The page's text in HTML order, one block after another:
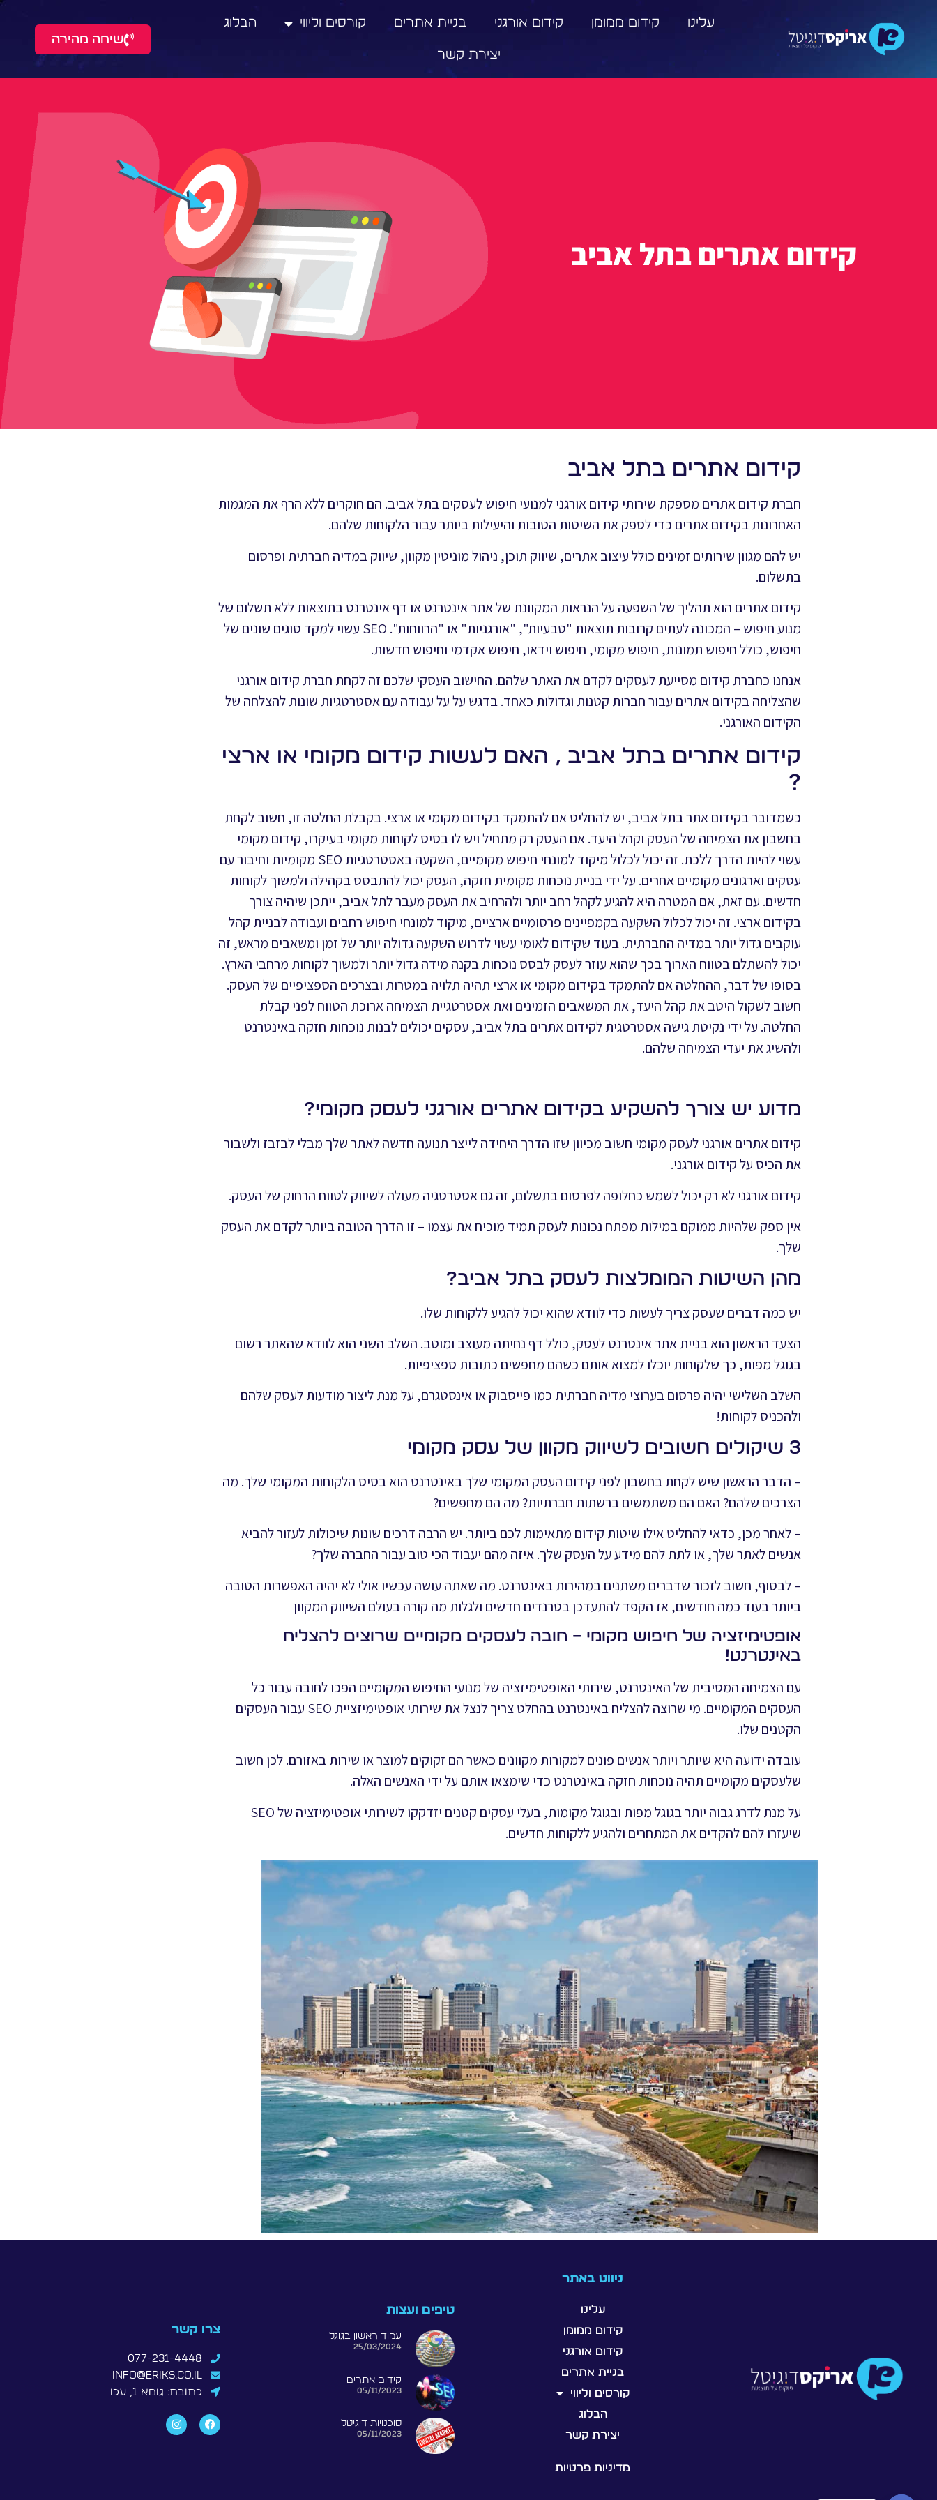
עלינו קידום ממומן קידום אורגני בניית אתרים קורסים וליווי הבלוג
יצירת קשר
שיחה מהירה
קידום אתרים בתל אביב
קידום אתרים בתל אביב
חברת קידום אתרים מספקת שירותי קידום אורגני למנועי חיפוש לעסקים בתל אביב. הם חוקרים ללא הרף את המגמות
האחרונות בקידום אתרים כדי לספק את השיטות הטובות והיעילות ביותר עבור הלקוחות שלהם.
יש להם מגוון שירותים זמינים כולל עיצוב אתרים, שיווק תוכן, ניהול מוניטין מקוון, שיווק במדיה חברתית ופרסום
בתשלום.
קידום אתרים הוא תהליך של השפעה על הנראות המקוונת של אתר אינטרנט או דף אינטרנט בתוצאות ללא תשלום של
מנוע חיפוש – המכונה לעתים קרובות תוצאות "טבעיות", "אורגניות" או "הרווחות". SEO עשוי למקד סוגים שונים של
חיפוש, כולל חיפוש תמונות, חיפוש מקומי, חיפוש וידאו, חיפוש אקדמי וחיפוש חדשות.
אנחנו כחברת קידום מסייעת לעסקים לקדם את האתר שלהם. החישוב העסקי שלכם זה לקחת חברת קידום אורגני
שהצליחה בקידום אתרים עבור חברות קטנות וגדולות כאחד. בדגש על על עבודה עם אסטרטגיות שונות להצלחה של
הקידום האורגני.
קידום אתרים בתל אביב , האם לעשות קידום מקומי או ארצי
?
כשמדובר בקידום אתר בתל אביב, יש להחליט אם להתמקד בקידום מקומי או ארצי. בקבלת החלטה זו, חשוב לקחת
בחשבון את הצמיחה של העסק וקהל היעד. אם העסק רק מתחיל ויש לו בסיס לקוחות מקומי בעיקרו, קידום מקומי
עשוי להיות הדרך ללכת. זה יכול לכלול מיקוד למונחי חיפוש מקומיים, השקעה באסטרטגיות SEO מקומיות וחיבור עם
עסקים וארגונים מקומיים אחרים. על ידי בניית נוכחות מקומית חזקה, העסק יכול להתבסס בקהילה ולמשוך לקוחות
חדשים. עם זאת, אם המטרה היא להגיע לקהל רחב יותר ולהרחיב את העסק מעבר לתל אביב, ייתכן שיהיה צורך
בקידום ארצי. זה יכול לכלול השקעה בקמפיינים פרסומיים ארציים, מיקוד למונחי חיפוש רחבים ועבודה לבניית קהל
עוקבים גדול יותר במדיה החברתית. בעוד שקידום לאומי עשוי לדרוש השקעה גדולה יותר של זמן ומשאבים מראש, זה
יכול להשתלם בטווח הארוך בכך שהוא עוזר לעסק לבסס נוכחות בקנה מידה גדול יותר ולמשוך לקוחות מרחבי הארץ.
בסופו של דבר, ההחלטה אם להתמקד בקידום מקומי או ארצי תהיה תלויה במטרות ובצרכים הספציפיים של העסק.
חשוב לשקול היטב את קהל היעד, את המשאבים הזמינים ואת אסטרטגיית הצמיחה ארוכת הטווח לפני קבלת
החלטה. על ידי נקיטת גישה אסטרטגית לקידום אתרים בתל אביב, עסקים יכולים לבנות נוכחות חזקה באינטרנט
ולהשיג את יעדי הצמיחה שלהם.
מדוע יש צורך להשקיע בקידום אתרים אורגני לעסק מקומי?
קידום אתרים אורגני לעסק מקומי חשוב מכיוון שזו הדרך היחידה לייצר תנועה חדשה לאתר שלך מבלי לבזבז ולשבור
את הכיס על קידום אורגני.
קידום אורגני לא רק יכול לשמש כחלופה לפרסום בתשלום, זה גם אסטרטגיה מעולה לשיווק לטווח הרחוק של העסק.
אין ספק שלהיות ממוקם במילות מפתח נכונות לעסק תמיד מוכיח את עצמו – זו הדרך הטובה ביותר לקדם את העסק
שלך.
מהן השיטות המומלצות לעסק בתל אביב?
יש כמה דברים שעסק צריך לעשות כדי לוודא שהוא יכול להגיע ללקוחות שלו.
הצעד הראשון הוא בניית אתר אינטרנט לעסק, כולל דף נחיתה מעוצב ומוטב. השלב השני הוא לוודא שהאתר רשום
בגוגל מפות, כך שלקוחות יוכלו למצוא אותם כשהם מחפשים כתובות ספציפיות.
השלב השלישי יהיה פרסום בערוצי מדיה חברתית כמו פייסבוק או אינסטגרם, על מנת ליצור מודעות לעסק שלהם
ולהכניס לקוחות!
3 שיקולים חשובים לשיווק מקוון של עסק מקומי
– הדבר הראשון שיש לקחת בחשבון לפני קידום העסק המקומי שלך באינטרנט הוא בסיס הלקוחות המקומי שלך. מה
הצרכים שלהם? האם הם משתמשים ברשתות חברתיות? מה הם מחפשים?
– לאחר מכן, כדאי להחליט אילו שיטות קידום מתאימות לכם ביותר. יש הרבה דרכים שונות שיכולות לעזור להביא
אנשים לאתר שלך, או לתת להם מידע על העסק שלך. איזה מהם יעבוד הכי טוב עבור החברה שלך?
– לבסוף, חשוב לזכור שדברים משתנים במהירות באינטרנט. מה שאתה עושה עכשיו אולי לא יהיה האפשרות הטובה
ביותר בעוד כמה חודשים, אז הקפד להתעדכן בטרנדים חדשים ולגלות מה קורה בעולם השיווק המקוון
אופטימיזציה של חיפוש מקומי – חובה לעסקים מקומיים שרוצים להצליח
באינטרנט!
עם הצמיחה המסיבית של האינטרנט, שירותי האופטימיזציה של מנועי החיפוש המקומיים הפכו לחובה עבור כל
העסקים המקומיים. מי שרוצה להצליח באינטרנט בהחלט צריך לנצל את שירותי אופטימיזציית SEO עבור העסקים
הקטנים שלו.
עובדה ידועה היא שיותר ויותר אנשים פונים למקורות מקוונים כאשר הם זקוקים למוצר או שירות באזורם. לכן חשוב
שלעסקים מקומיים תהיה נוכחות חזקה באינטרנט כדי שימצאו אותם על ידי האנשים האלה.
על מנת לדרג גבוה יותר בגוגל מפות ובגוגל מקומות, בעלי עסקים קטנים יזדקקו לשירותי אופטימיזציה של SEO
שיעזרו להם להקדים את המתחרים ולהגיע ללקוחות חדשים.
ניווט באתר
עלינו
קידום ממומן
קידום אורגני
בניית אתרים
קורסים וליווי
הבלוג
יצירת קשר
מדיניות פרטיות
טיפים ועצות
עמוד ראשון בגוגל
25/03/2024
קידום אתרים
05/11/2023
סוכנויות דיגיטל
05/11/2023
צרו קשר
077-231-4448
info@eriks.co.il
כתובת: גומא 1, עכו